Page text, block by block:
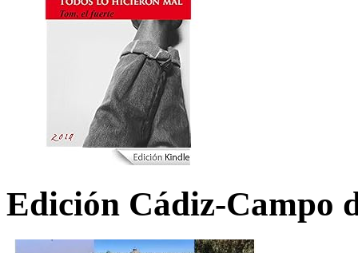
Edición Cádiz-Campo